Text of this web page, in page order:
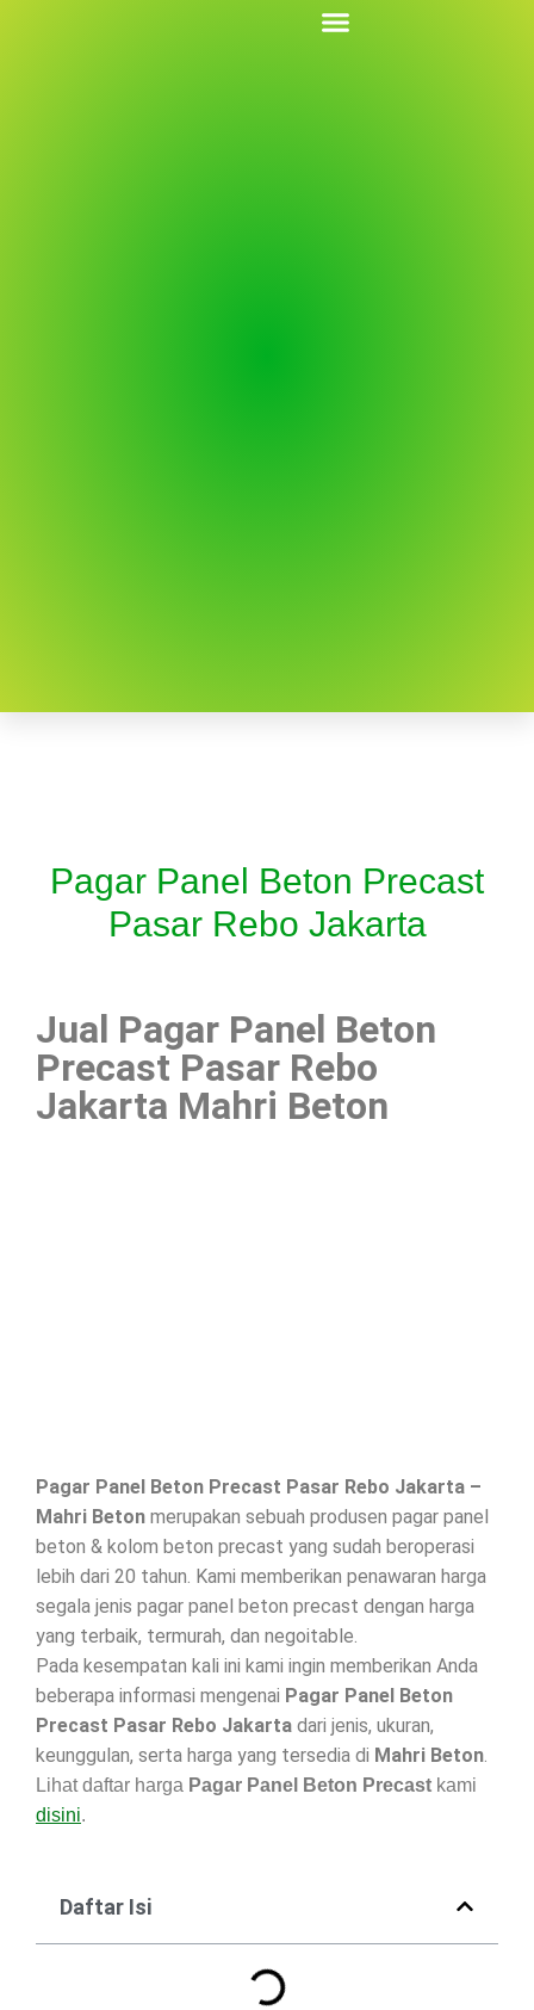
Pagar Panel Beton Precast
Pasar Rebo Jakarta
Jual Pagar Panel Beton
Precast Pasar Rebo
Jakarta Mahri Beton
Pagar Panel Beton Precast Pasar Rebo Jakarta –
Mahri Beton merupakan sebuah produsen pagar panel
beton & kolom beton precast yang sudah beroperasi
lebih dari 20 tahun. Kami memberikan penawaran harga
segala jenis pagar panel beton precast dengan harga
yang terbaik, termurah, dan negoitable.
Pada kesempatan kali ini kami ingin memberikan Anda
beberapa informasi mengenai Pagar Panel Beton
Precast Pasar Rebo Jakarta dari jenis, ukuran,
keunggulan, serta harga yang tersedia di Mahri Beton
Lihat daftar harga Pagar Panel Beton Precast kami
disini.
Daftar Isi